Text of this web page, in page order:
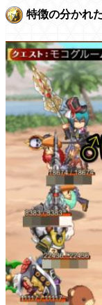
特徴の分かれ